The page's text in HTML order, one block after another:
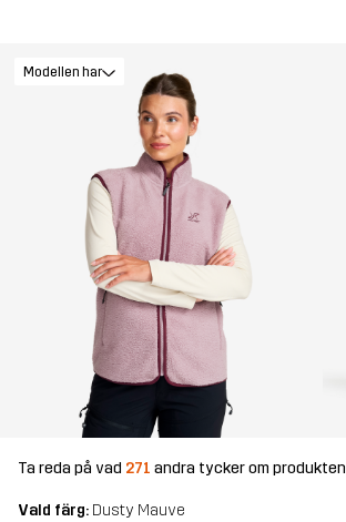
Modellen har
Ta reda på vad 271 andra tycker om produkten
Vald färg: Dusty Mauve